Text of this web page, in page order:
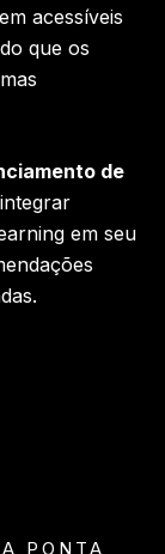
acessíveis
que os
de
em seu
PONTA